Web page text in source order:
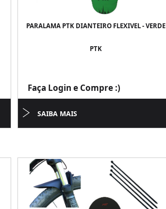
PARALAMA PTK DIANTEIRO FLEXIVEL - VERDE
PTK
Faça Login e Compre :)
SAIBA MAIS